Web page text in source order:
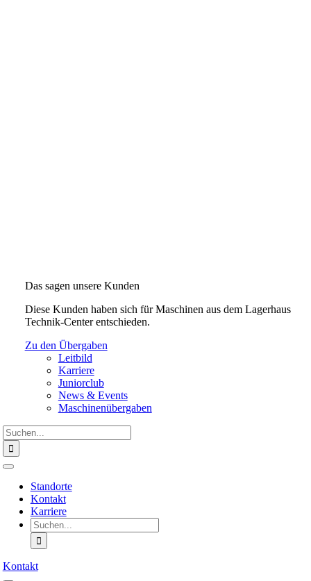
Das sagen unsere Kunden
Diese Kunden haben sich für Maschinen aus dem Lagerhaus
Technik-Center entschieden.
Zu den Übergaben
Leitbild
Karriere
Juniorclub
News & Events
Maschinenübergaben
Suche
nach:
Toggle
NavigationStandorte
Kontakt
Karriere
Suche
nach:
Kontakt